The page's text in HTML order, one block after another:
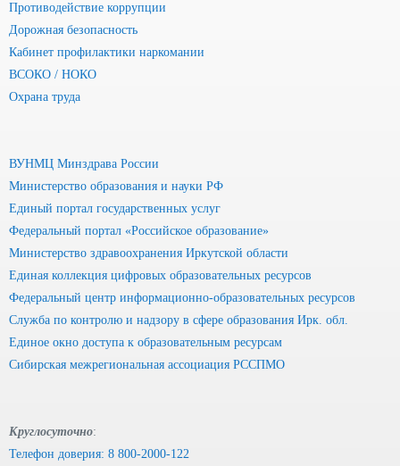
Противодействие коррупции
Дорожная безопасность
Кабинет профилактики наркомании
ВСОКО / НОКО
Охрана труда
ВУНМЦ Минздрава России
Министерство образования и науки РФ
Единый портал государственных услуг
Федеральный портал «Российское образование»
Министерство здравоохранения Иркутской области
Единая коллекция цифровых образовательных ресурсов
Федеральный центр информационно-образовательных ресурсов
Служба по контролю и надзору в сфере образования Ирк. обл.
Единое окно доступа к образовательным ресурсам
Сибирская межрегиональная ассоциация РССПМО
Круглосуточно:
Телефон доверия: 8 800-2000-122